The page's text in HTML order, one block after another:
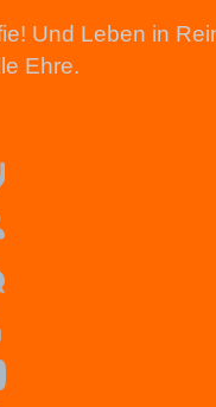
Und Leben in
Ehre.